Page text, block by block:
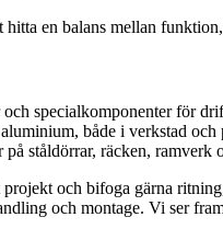
en balans mellan
specialkomponenter för
både i verkstad
ståldörrar, räcken,
och bifoga gärna
och montage. Vi ser